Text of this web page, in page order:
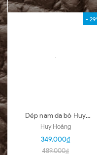
-
Dép nam da bò Huy
Hoàng nhiều loại nhiều
màu HD7140-51
Huy Hoàng
349.000₫
489.000₫